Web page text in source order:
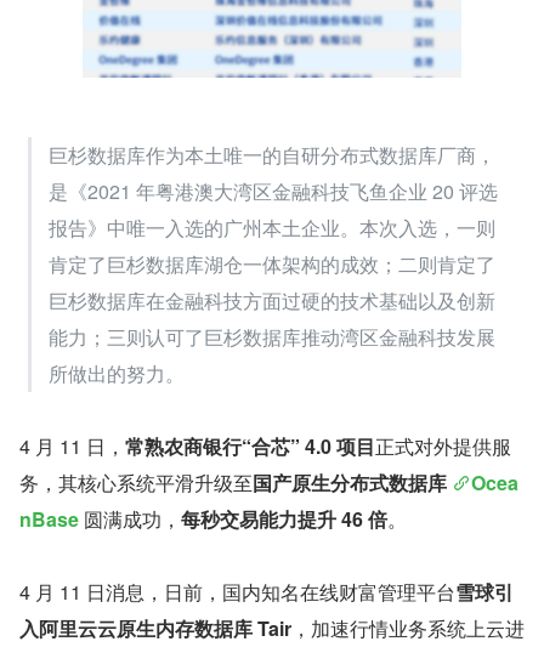
巨杉数据库作为本土唯一的自研分布式数据库厂商，
是《2021 年粤港澳大湾区金融科技飞鱼企业 20 评选
报告》中唯一入选的广州本土企业。本次入选，一则
肯定了巨杉数据库湖仓一体架构的成效；二则肯定了
巨杉数据库在金融科技方面过硬的技术基础以及创新
能力；三则认可了巨杉数据库推动湾区金融科技发展
所做出的努力。
4 月 11 日， 常熟农商银行“合芯” 4.0 项目正式对外提供服
务，其核心系统平滑升级至国产原生分布式数据库
Ocea
nBase 圆满成功， 每秒交易能力提升 46 倍。
4 月 11 日消息，日前，国内知名在线财富管理平台雪球引
入阿里云云原生内存数据库 Tair ，加速行情业务系统上云进